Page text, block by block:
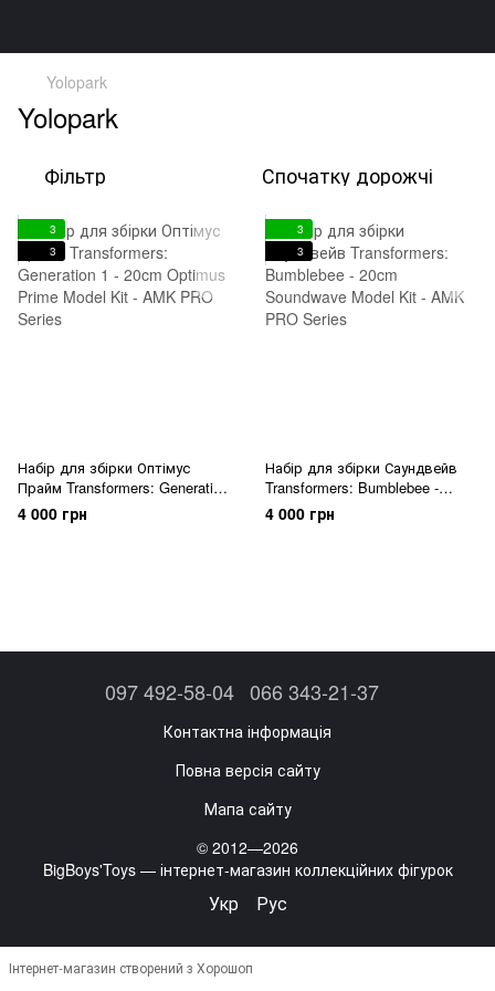
Yolopark
Yolopark
Фільтр Спочатку дорожчі
3
3
Набір для збірки Оптімус
Прайм Transformers: Generation
1 - 20cm Optimus Prime Model
Kit - AMK PRO Series
4 000 грн
3
3
Набір для збірки Саундвейв
Transformers: Bumblebee -
20cm Soundwave Model Kit -
AMK PRO Series
4 000 грн
097 492-58-04 066 343-21-37
Контактна інформація
Повна версія сайту
Мапа сайту
© 2012—2026
BigBoys'Toys — інтернет-магазин коллекційних фігурок
Укр Рус
Інтернет-магазин створений з Хорошоп